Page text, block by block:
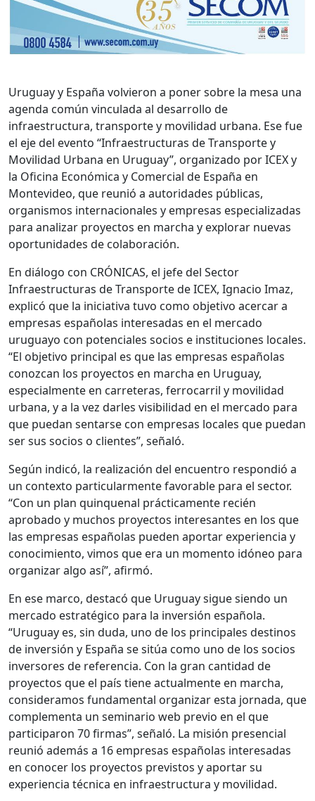
Uruguay y España volvieron a poner sobre la mesa una
agenda común vinculada al desarrollo de
infraestructura, transporte y movilidad urbana. Ese fue
el eje del evento “Infraestructuras de Transporte y
Movilidad Urbana en Uruguay”, organizado por ICEX y
la Oficina Económica y Comercial de España en
Montevideo, que reunió a autoridades públicas,
organismos internacionales y empresas especializadas
para analizar proyectos en marcha y explorar nuevas
oportunidades de colaboración.
En diálogo con CRÓNICAS, el jefe del Sector
Infraestructuras de Transporte de ICEX, Ignacio Imaz,
explicó que la iniciativa tuvo como objetivo acercar a
empresas españolas interesadas en el mercado
uruguayo con potenciales socios e instituciones locales.
“El objetivo principal es que las empresas españolas
conozcan los proyectos en marcha en Uruguay,
especialmente en carreteras, ferrocarril y movilidad
urbana, y a la vez darles visibilidad en el mercado para
que puedan sentarse con empresas locales que puedan
ser sus socios o clientes”, señaló.
Según indicó, la realización del encuentro respondió a
un contexto particularmente favorable para el sector.
“Con un plan quinquenal prácticamente recién
aprobado y muchos proyectos interesantes en los que
las empresas españolas pueden aportar experiencia y
conocimiento, vimos que era un momento idóneo para
organizar algo así”, afirmó.
En ese marco, destacó que Uruguay sigue siendo un
mercado estratégico para la inversión española.
“Uruguay es, sin duda, uno de los principales destinos
de inversión y España se sitúa como uno de los socios
inversores de referencia. Con la gran cantidad de
proyectos que el país tiene actualmente en marcha,
consideramos fundamental organizar esta jornada, que
complementa un seminario web previo en el que
participaron 70 firmas”, señaló. La misión presencial
reunió además a 16 empresas españolas interesadas
en conocer los proyectos previstos y aportar su
experiencia técnica en infraestructura y movilidad.